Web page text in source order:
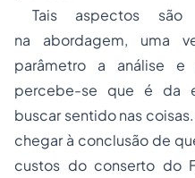
Tais aspectos são
na abordagem, uma
parâmetro a análise e
percebe-se que é da
buscar sentido nas
chegar à conclusão de
custos do conserto do